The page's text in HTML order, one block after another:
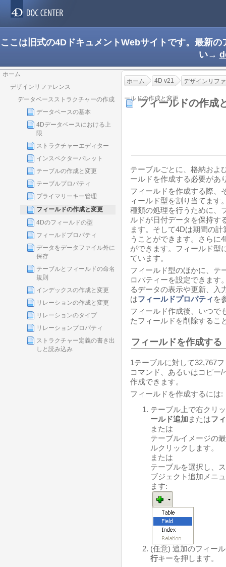
ここは旧式の4DドキュメントWebサイトです。最新
い→
ホーム
デザインリファレンス
データベースストラクチャーの作成
データベースの基本
4Dデータベースにおける上
限
ストラクチャーエディター
インスペクターパレット
テーブルの作成と変更
テーブルプロパティ
プライマリーキー管理
フィールドの作成と変更
4Dのフィールドの型
フィールドプロパティ
データをデータファイル外に
保存
テーブルとフィールドの命名
規則
インデックスの作成と変更
リレーションの作成と変更
リレーションのタイプ
リレーションプロパティ
ストラクチャー定義の書き出
しと読み込み
ホーム 4D v21 デザインリフ
ールドの作成と変更
フィールドの作成
テーブルごとに、格納およ
ールドを作成する必要があ
フィールドを作成する際、
ィールド型を割り当てます
種類の処理を行うために、
ルドが日付データを保持す
ます。そして4Dは期間の
うことができます。さらに
ができます。フィールド型
ています。
フィールド型のほかに、テ
ロパティーを設定できます
るデータの表示や更新、入
はフィールドプロパティ を
フィールド作成後、いつで
たフィールドを削除するこ
フィールドを作成する
1テーブルに対して32,767
コマンド、あるいはコピー
作成できます。
フィールドを作成するには:
テーブル上で右クリ
ールド追加 またはフ
または
テーブルイメージの
ルクリックします。
または
テーブルを選択し、
ブジェクト追加メニ
ます:
(任意) 追加のフィー
行キーを押します。